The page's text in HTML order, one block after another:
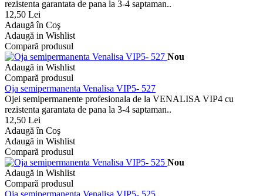
rezistenta garantata de pana la 3-4 saptaman..
12,50 Lei
Adaugă în Coş
Adaugă in Wishlist
Compară produsul
Nou
Adaugă in Wishlist
Compară produsul
Oja semipermanenta Venalisa VIP5- 527
Ojei semipermanente profesionala de la VENALISA VIP4 cu
rezistenta garantata de pana la 3-4 saptaman..
12,50 Lei
Adaugă în Coş
Adaugă in Wishlist
Compară produsul
Nou
Adaugă in Wishlist
Compară produsul